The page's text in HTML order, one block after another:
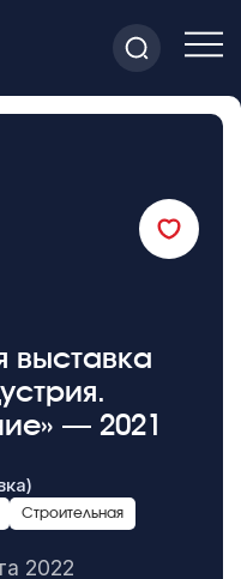
выставка
— 2021
Строительная
2022